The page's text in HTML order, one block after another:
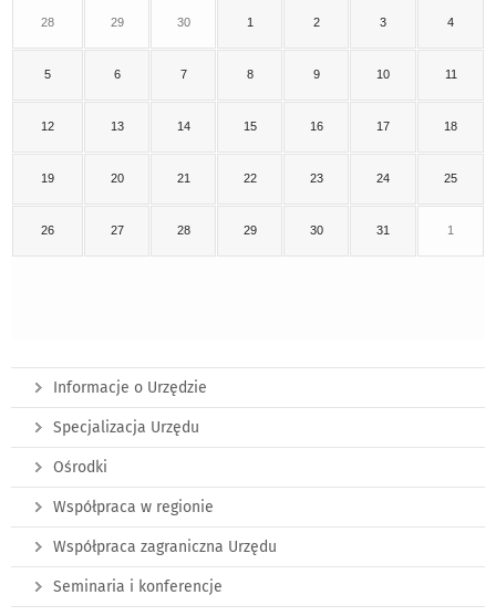
28 29 30 1 2 3 4
5 6 7 8 9 10 11
12 13 14 15 16 17 18
19 20 21 22 23 24 25
26 27 28 29 30 31 1
Informacje o Urzędzie
Specjalizacja Urzędu
Ośrodki
Współpraca w regionie
Współpraca zagraniczna Urzędu
Seminaria i konferencje